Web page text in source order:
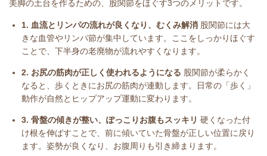
美脚の土台を作るための、股関節をほぐす3つのメリットです。
1. 血流とリンパの流れが良くなり、むくみ解消 股関節には大
きな血管やリンパ節が集中しています。ここをしっかりほぐす
ことで、下半身の老廃物が流れやすくなります。
2. お尻の筋肉が正しく使われるようになる 股関節が柔らかく
なると、歩くときにお尻の筋肉が連動します。日常の「歩く」
動作が自然とヒップアップ運動に変わります。
3. 骨盤の傾きが整い、ぽっこりお腹もスッキリ 硬くなった付
け根を伸ばすことで、前に傾いていた骨盤が正しい位置に戻り
ます。姿勢が良くなり、お腹周りも引き締まります。